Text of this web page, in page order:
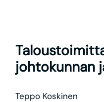
johtokunnan
Teppo Koskinen